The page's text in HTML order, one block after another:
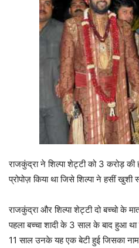
राजकुंद्रा ने शिल्पा शेट्टी को 3 करोड़
प्रोपोज़ किया था जिसे शिल्पा ने हसीं खुशी
राजकुंद्रा और शिल्पा शेट्टी दो बच्चो के
पहला बच्चा शादी के 3 साल के बाद हुआ
11 साल उनके यह एक बेटी हुई जिसका नाम